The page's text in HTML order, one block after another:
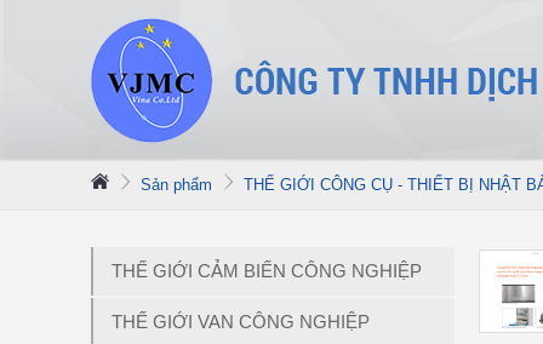
Sản phẩm THẾ GIỚI CÔNG CỤ - THIẾT BỊ NHẬT
THẾ GIỚI CẢM BIẾN CÔNG NGHIỆP
THẾ GIỚI VAN CÔNG NGHIỆP